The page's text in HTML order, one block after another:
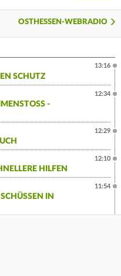
OSTHESSEN-WEBRADIO
SCHUTZ
13:16
- F
12:34
12:29
HILFEN
12:10
IN
11:54